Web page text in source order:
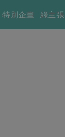
特別企畫 綠主張